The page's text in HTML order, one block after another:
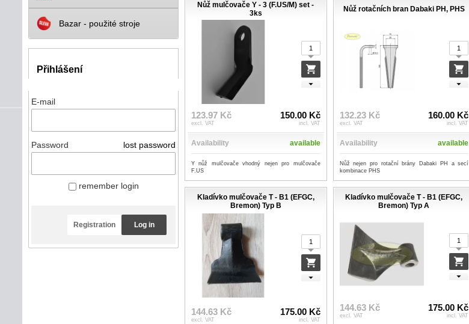
Bazar - použité stroje
Přihlášení
E-mail
Password lost password
remember login
Registration Log in
Nůž mulčovače Y - 3 (F.US/M) set -
3ks
123.97 Kč
excl. VAT
150.00 Kč
incl. VAT
Availability available
Y nůž mulčovače vhodný nejen pro mulčovače
F.US
Nůž rotačních bran Dabaki PH, PHS
132.23 Kč
excl. VAT
160.00 Kč
incl. VAT
Availability available
Nůž nejen pro rotační brány Dabaki PH a secí
kombinace PHS
Kladívko mulčovače T - B1 (EFGC,
Bremon) Typ B
144.63 Kč
excl. VAT
175.00 Kč
incl. VAT
Kladívko mulčovače T - B1 (EFGC,
Bremon) Typ A
144.63 Kč
excl. VAT
175.00 Kč
incl. VAT